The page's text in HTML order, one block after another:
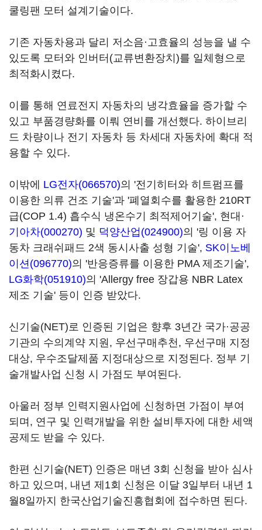
쿨링팬 모터 설계기술이다.
기존 자동차용과 달리 저소음·고효율의 성능을 낼 수
있도록 모터와 인버터(교류변환장치)를 일체형으로
최적화시켰다.
이를 통해 연료전지 자동차의 냉각효율을 증가할 수
있고 부품경량화를 이뤄 연비를 개선했다. 하이브리
드 차량이나 전기 자동차 등 차세대 자동차에 확대 적
용할 수 있다.
이밖에 LG전자(066570)의 '전기히터와 히트펌프를
이용한 의류 건조 기술'과 '폐열회수를 활용한 210RT
급(COP 1.4) 흡수식 냉온수기 최적제어기술', 현대·
기아차(000270) 및 덕양산업(024900)의 '링 이용 자
동차 크래쉬패드 2색 동시사출 성형 기술', SK이노베
이션(096770)의 '반응증류를 이용한 PMA 제조기술',
LG화학(051910)의 'Allergy free 장갑용 NBR Latex
제조 기술' 등이 인증 받았다.
신기술(NET)로 인증된 기업은 향후 3년간 국가·공공
기관의 수의계약 지원, 우선구매추천, 우선구매 지정
대상, 우수조달제품 지정대상으로 지정된다. 정부 기
술개발사업 신청 시 가점도 부여된다.
아울러 정부 인력지원사업에 신청하면 가점이 부여
되며, 연구 및 인력개발을 위한 설비투자에 대한 세액
공제도 받을 수 있다.
한편 신기술(NET) 인증은 매년 3회 신청을 받아 심사
하고 있으며, 내년 제1회 신청은 이달 3일부터 내년 1
월8일까지 한국산업기술진흥협회에 접수하면 된다.